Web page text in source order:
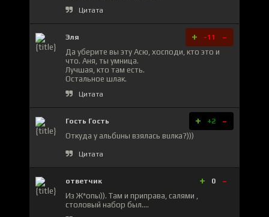
Цитата
Эля + -11 -
Да уберите вы эту Асю, хосподи, кто это и
что. Аня, ты умница.
Лучшая, кто там есть.
Остальное шлак.
Цитата
Гость Гость + +2 -
Откуда у альбuны взялась вuлка?)))
Цитата
ответчик + 0 -
Из Ж*опы)). Там и приправа, салями ,
столовый набор был....